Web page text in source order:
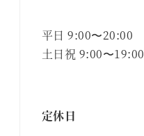
平日 9:00〜20:00
土日祝 9:00〜19:00
定休日